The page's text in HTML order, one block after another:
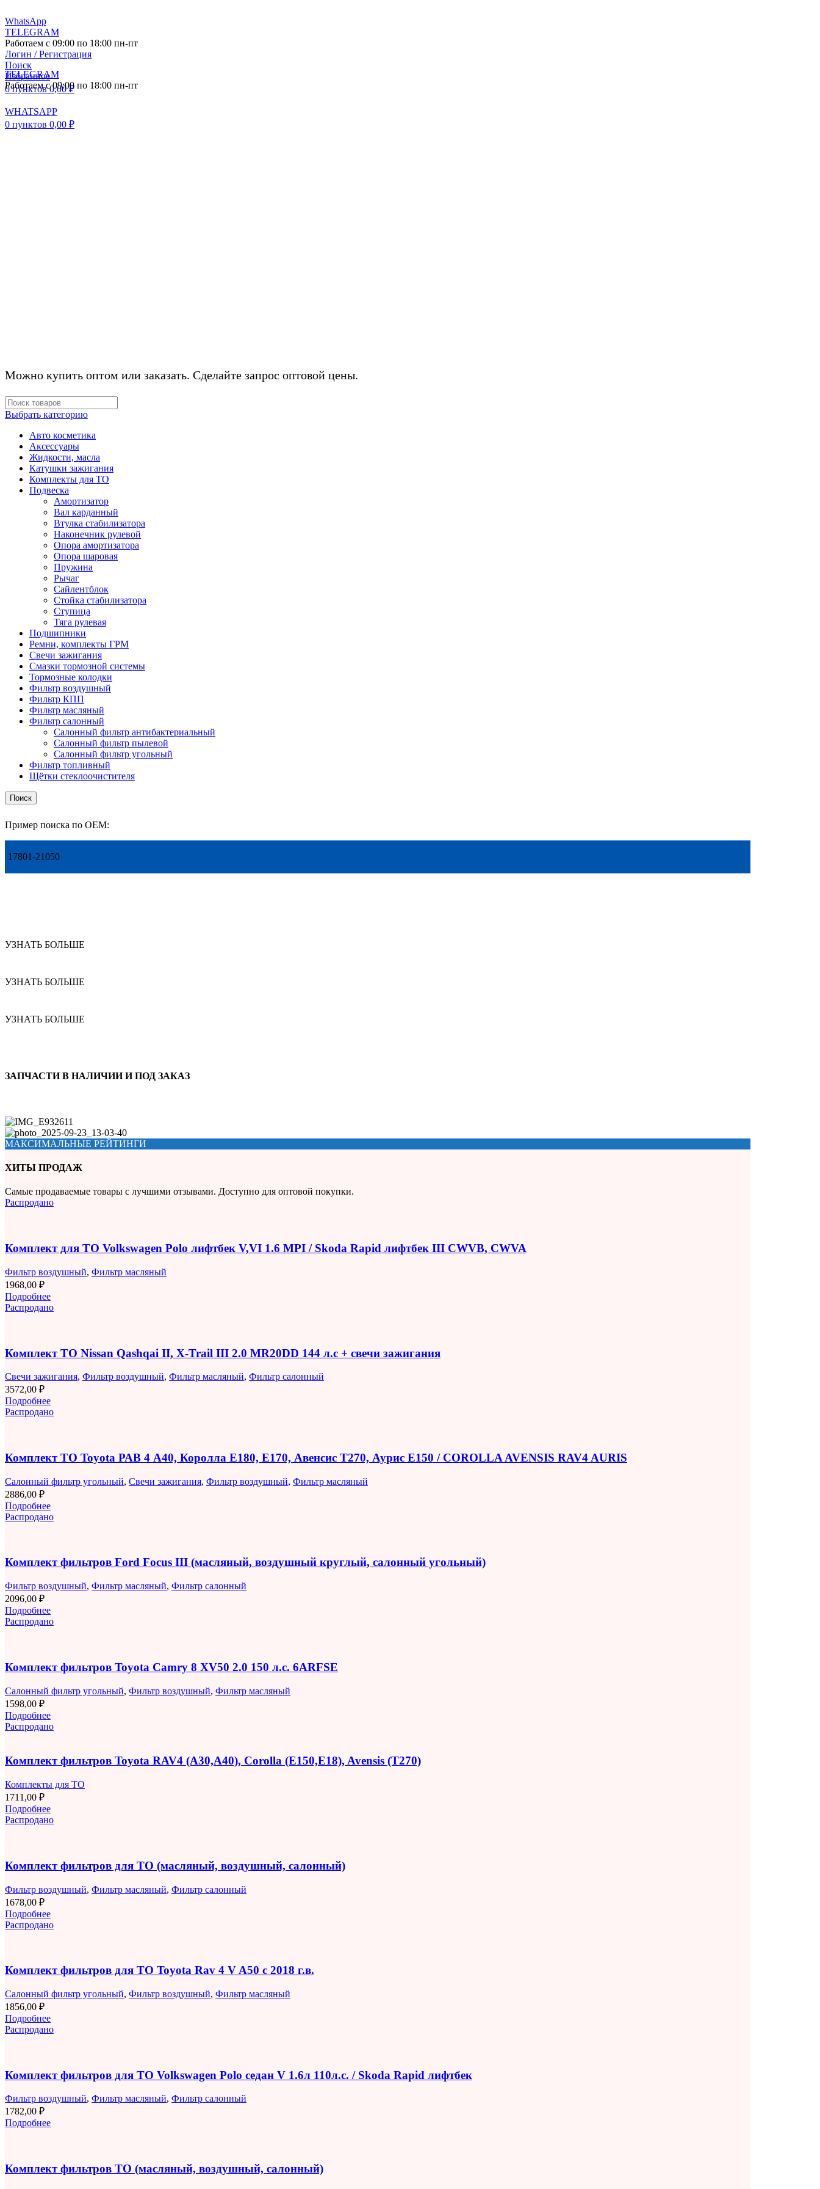
WhatsApp
TELEGRAM
Работаем с 09:00 по 18:00 пн-пт
Логин / Регистрация
Поиск
Избранное
0пунктов 0,00₽
WHATSAPP
0 пунктов 0,00 ₽
TELEGRAM
Работаем с 09:00 по 18:00 пн-пт
Можно купить оптом или заказать. Сделайте запрос оптовой цены.
Выбрать категорию
Авто косметика
Аксессуары
Жидкости, масла
Катушки зажигания
Комплекты для ТО
Подвеска
Амортизатор
Вал карданный
Втулка стабилизатора
Наконечник рулевой
Опора амортизатора
Опора шаровая
Пружина
Рычаг
Сайлентблок
Стойка стабилизатора
Ступица
Тяга рулевая
Подшипники
Ремни, комплекты ГРМ
Свечи зажигания
Смазки тормозной системы
Тормозные колодки
Фильтр воздушный
Фильтр КПП
Фильтр масляный
Фильтр салонный
Салонный фильтр антибактериальный
Салонный фильтр пылевой
Салонный фильтр угольный
Фильтр топливный
Щётки стеклоочистителя
Поиск
Пример поиска по OEM:
17801-21050
УЗНАТЬ БОЛЬШЕ
УЗНАТЬ БОЛЬШЕ
УЗНАТЬ БОЛЬШЕ
ЗАПЧАСТИ В НАЛИЧИИ И ПОД ЗАКАЗ
МАКСИМАЛЬНЫЕ РЕЙТИНГИ
ХИТЫ ПРОДАЖ
Самые продаваемые товары с лучшими отзывами. Доступно для оптовой покупки.
Распродано
Комплект для ТО Volkswagen Polo лифтбек V,VI 1.6 MPI / Skoda Rapid лифтбек III CWVB, CWVA
Фильтр воздушный, Фильтр масляный
1968,00 ₽
Подробнее
Распродано
Комплект ТО Nissan Qashqai II, X-Trail III 2.0 MR20DD 144 л.с + свечи зажигания
Свечи зажигания, Фильтр воздушный, Фильтр масляный, Фильтр салонный
3572,00 ₽
Подробнее
Распродано
Комплект ТО Toyota РАВ 4 A40, Королла E180, E170, Авенсис T270, Аурис E150 / COROLLA AVENSIS RAV4 AURIS
Салонный фильтр угольный, Свечи зажигания, Фильтр воздушный, Фильтр масляный
2886,00 ₽
Подробнее
Распродано
Комплект фильтров Ford Focus III (масляный, воздушный круглый, салонный угольный)
Фильтр воздушный, Фильтр масляный, Фильтр салонный
2096,00 ₽
Подробнее
Распродано
Комплект фильтров Toyota Camry 8 XV50 2.0 150 л.с. 6ARFSE
Салонный фильтр угольный, Фильтр воздушный, Фильтр масляный
1598,00 ₽
Подробнее
Распродано
Комплект фильтров Toyota RAV4 (A30,A40), Corolla (E150,E18), Avensis (T270)
Комплекты для ТО
1711,00 ₽
Подробнее
Распродано
Комплект фильтров для ТО (масляный, воздушный, салонный)
Фильтр воздушный, Фильтр масляный, Фильтр салонный
1678,00 ₽
Подробнее
Распродано
Комплект фильтров для ТО Toyota Rav 4 V A50 с 2018 г.в.
Салонный фильтр угольный, Фильтр воздушный, Фильтр масляный
1856,00 ₽
Подробнее
Распродано
Комплект фильтров для ТО Volkswagen Polo седан V 1.6л 110л.с. / Skoda Rapid лифтбек
Фильтр воздушный, Фильтр масляный, Фильтр салонный
1782,00 ₽
Подробнее
Комплект фильтров ТО (масляный, воздушный, салонный)